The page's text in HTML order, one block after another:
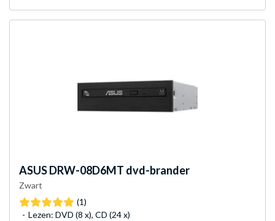
ASUSDRW-08D6MT dvd-brander
Zwart
(1)
Lezen: DVD (8 x), CD (24 x)